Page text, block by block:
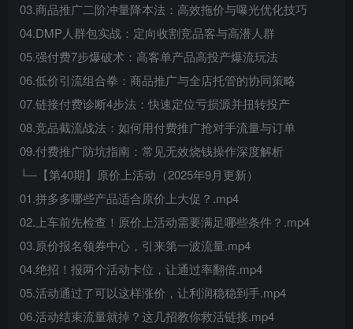
03.商品推广二阶冲量降本法：高效拖价与曝光优化技巧
04.DMP人群包实战：定向收割竞品客与高潜人群
05.强付费7步爆破术：高客单产品高投产爆流玩法
06.低价引流组合拳：商品推广与全店托管的协同策略
07.链接付费诊断4步法：快速定位亏损源并扭转投产
08.竞品截流战法：如何用付费推广抢对手流量与订单
09.付费推广防坑指南：常见无效烧钱操作深度解析
└─【第40期】原价上活动（2025年9月更新）
01.拼多多哪些产品适合原价上大促？.mp4
02.上车前先检查！原价上活动需要满足哪些条件？.mp4
03.原价报名领券中心，引来第一波流量.mp4
04.绝招！报两个活动卡位，让通过率翻倍.mp4
05.活动通过了可以这样涨价，让利润稳稳到手.mp4
06.活动结束流量就掉？这几招教你救活链接.mp4